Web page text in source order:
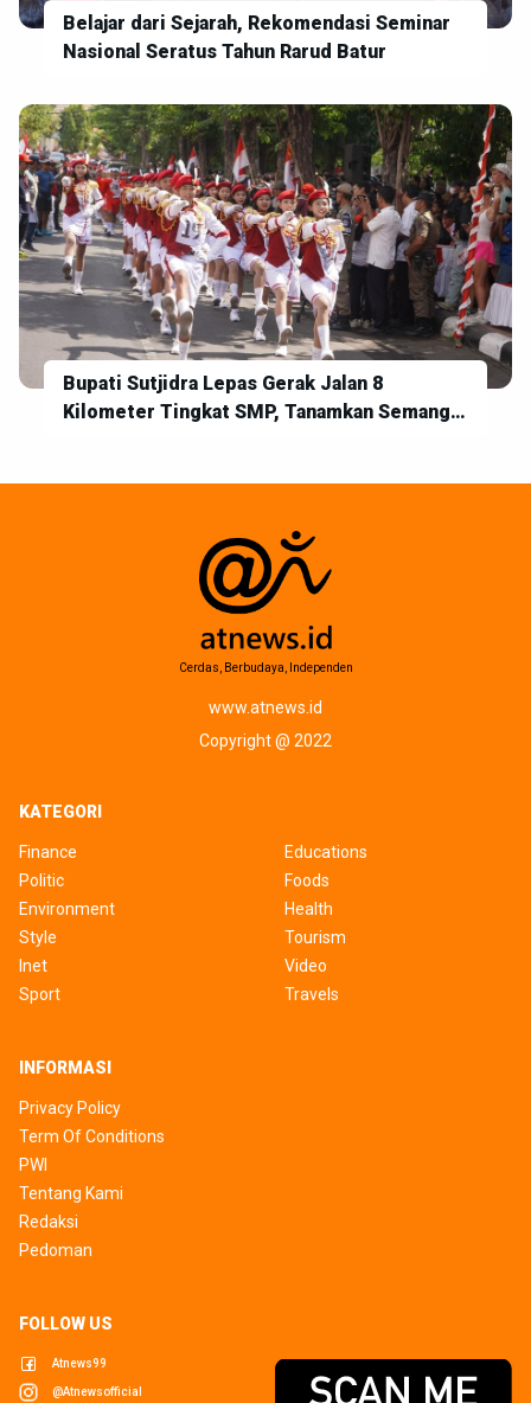
Belajar dari Sejarah, Rekomendasi Seminar
Nasional Seratus Tahun Rarud Batur
Bupati Sutjidra Lepas Gerak Jalan 8
Kilometer Tingkat SMP, Tanamkan Semangat
Cerdas, Berbudaya, Independen
www.atnews.id
Copyright @ 2022
KATEGORI
Finance
Politic
Environment
Style
Inet
Sport
Educations
Foods
Health
Tourism
Video
Travels
INFORMASI
Privacy Policy
Term Of Conditions
PWI
Tentang Kami
Redaksi
Pedoman
FOLLOW US
Atnews99
@atnewsofficial